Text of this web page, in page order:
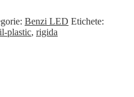
Benzi LED Etichete:
plastic, rigida